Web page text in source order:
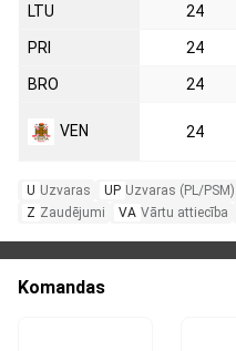
LTU 24
PRI 24
BRO 24
VEN 24
U Uzvaras UP Uzvaras (PL/PSM)
Z Zaudējumi VA Vārtu attiecība
Komandas